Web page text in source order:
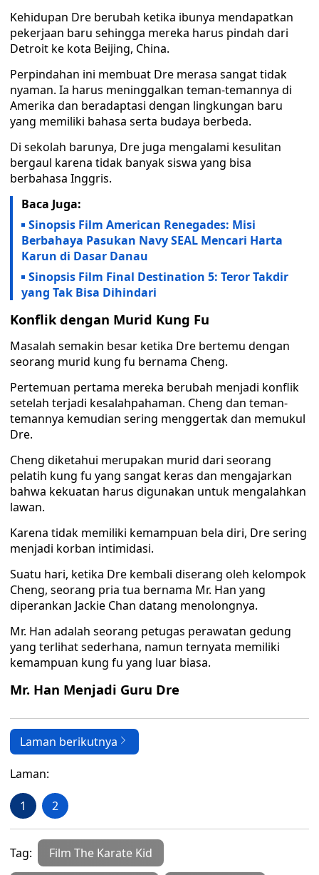
Kehidupan Dre berubah ketika ibunya mendapatkan
pekerjaan baru sehingga mereka harus pindah dari
Detroit ke kota Beijing, China.
Perpindahan ini membuat Dre merasa sangat tidak
nyaman. Ia harus meninggalkan teman-temannya di
Amerika dan beradaptasi dengan lingkungan baru
yang memiliki bahasa serta budaya berbeda.
Di sekolah barunya, Dre juga mengalami kesulitan
bergaul karena tidak banyak siswa yang bisa
berbahasa Inggris.
Baca Juga:
Sinopsis Film American Renegades: Misi
Berbahaya Pasukan Navy SEAL Mencari Harta
Karun di Dasar Danau
Sinopsis Film Final Destination 5: Teror Takdir
yang Tak Bisa Dihindari
Konflik dengan Murid Kung Fu
Masalah semakin besar ketika Dre bertemu dengan
seorang murid kung fu bernama Cheng.
Pertemuan pertama mereka berubah menjadi konflik
setelah terjadi kesalahpahaman. Cheng dan teman-
temannya kemudian sering menggertak dan memukul
Dre.
Cheng diketahui merupakan murid dari seorang
pelatih kung fu yang sangat keras dan mengajarkan
bahwa kekuatan harus digunakan untuk mengalahkan
lawan.
Karena tidak memiliki kemampuan bela diri, Dre sering
menjadi korban intimidasi.
Suatu hari, ketika Dre kembali diserang oleh kelompok
Cheng, seorang pria tua bernama Mr. Han yang
diperankan Jackie Chan datang menolongnya.
Mr. Han adalah seorang petugas perawatan gedung
yang terlihat sederhana, namun ternyata memiliki
kemampuan kung fu yang luar biasa.
Mr. Han Menjadi Guru Dre
Laman berikutnya
Laman:
1 2
Tag: Film The Karate Kid